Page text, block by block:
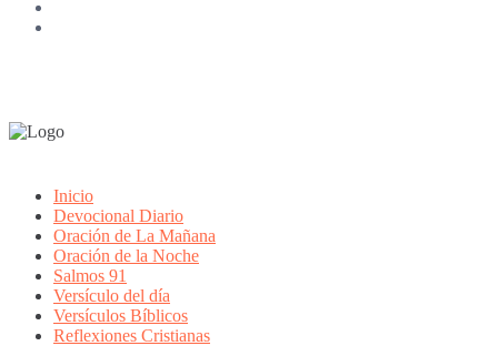
Inicio
Devocional Diario
Oración de La Mañana
Oración de la Noche
Salmos 91
Versículo del día
Versículos Bíblicos
Reflexiones Cristianas